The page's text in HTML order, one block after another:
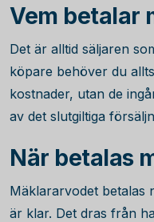
Vem betalar
Det är alltid säljaren
köpare behöver du
kostnader, utan de
av det slutgiltiga
När betalas
Mäklararvodet betalas
är klar. Det dras från